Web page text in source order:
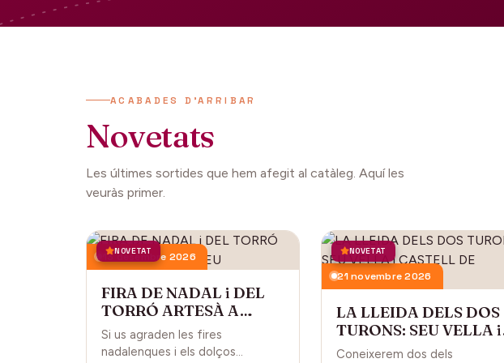
ACABADES D'ARRIBAR
Novetats
Les últimes sortides que hem afegit al catàleg. Aquí les
veuràs primer.
NOVETAT
13 desembre 2026
FIRA DE NADAL i DEL
TORRÓ ARTESÀ A
CARDEDEU
Si us agraden les fires
nadalenques i els dolços
NOVETAT
21 novembre 2026
LA LLEIDA DELS DOS
TURONS: SEU VELLA i
CASTELL DE GARDENY
Coneixerem dos dels